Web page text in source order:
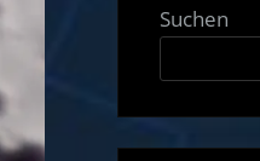
Suchen